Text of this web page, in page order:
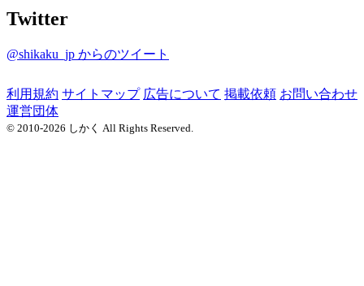
Twitter
@shikaku_jp からのツイート
利用規約 サイトマップ 広告について 掲載依頼 お問い合わせ
運営団体
© 2010-2026 しかく All Rights Reserved.